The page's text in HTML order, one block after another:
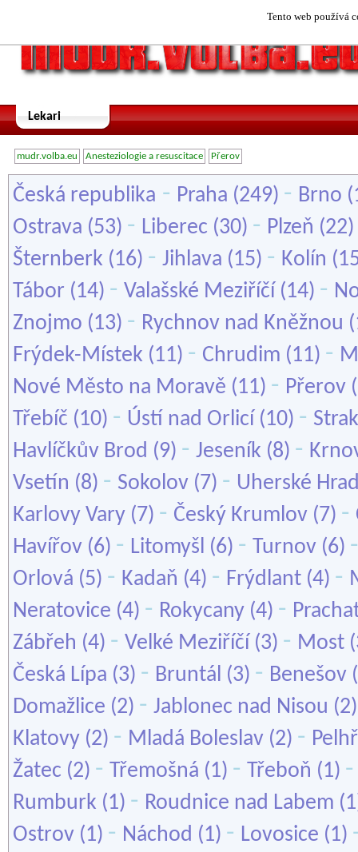
Tento web používá
Lekari
mudr.volba.eu Anesteziologie a resuscitace Přerov
Česká republika - Praha (249) - Brno
Ostrava (53) - Liberec (30) - Plzeň (22)
Šternberk (16) - Jihlava (15) - Kolín
Tábor (14) - Valašské Meziříčí (14) -
Znojmo (13) - Rychnov nad Kněžnou
Frýdek-Místek (11) - Chrudim (11) -
Nové Město na Moravě (11) - Přerov
Třebíč (10) - Ústí nad Orlicí (10) -
Havlíčkův Brod (9) - Jeseník (8) -
Vsetín (8) - Sokolov (7) - Uherské
Karlovy Vary (7) - Český Krumlov (7) -
Havířov (6) - Litomyšl (6) - Turnov (6)
Orlová (5) - Kadaň (4) - Frýdlant (4) -
Neratovice (4) - Rokycany (4) -
Zábřeh (4) - Velké Meziříčí (3) - Most
Česká Lípa (3) - Bruntál (3) - Benešov
Domažlice (2) - Jablonec nad Nisou
Klatovy (2) - Mladá Boleslav (2) -
Žatec (2) - Třemošná (1) - Třeboň (1)
Rumburk (1) - Roudnice nad Labem
Ostrov (1) - Náchod (1) - Lovosice (1)